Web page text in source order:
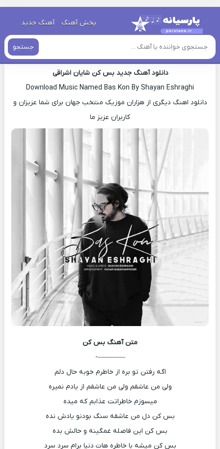
پخش آهنگ آهنگ جدید
جستجو
خانه » دانلود آهنگ جدید
اهنگ شایان اشراقی بس کن جدید
دانلود آهنگ جدید بس کن شایان اشراقی
Download Music Named Bas Kon By Shayan Eshraghi
دانلود اهنگ دیگری از هزاران موزیک منتخب جهان برای شما عزیزان و
کاربران عزیز ما
متن آهنگ بس کن
————-
اگه رفتن تو بره از خاطرم خوبه حال دلم
ولی من عاشقم ولی من عاشقم از یادم نمیره
میسوزم خاطراتت عذابم که میده
بس کن دل من عاشقه سنگ بودنو یادش نده
بس کن این فاصله غمگینه و حالش بده
بس کن میشه با خاطره هات دنیا برام سرد سرد